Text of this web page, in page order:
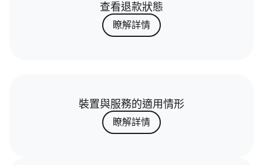
查看退款狀態
瞭解詳情
裝置與服務的適用情形
瞭解詳情